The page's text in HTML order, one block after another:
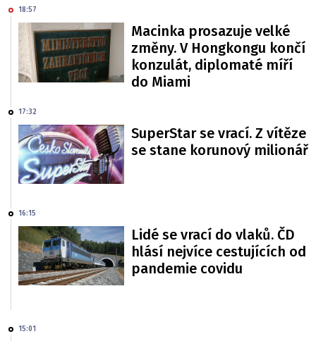
18:57
Macinka prosazuje velké
změny. V Hongkongu končí
konzulát, diplomaté míří
do Miami
17:32
SuperStar se vrací. Z vítěze
se stane korunový milionář
16:15
Lidé se vrací do vlaků. ČD
hlásí nejvíce cestujících od
pandemie covidu
15:01